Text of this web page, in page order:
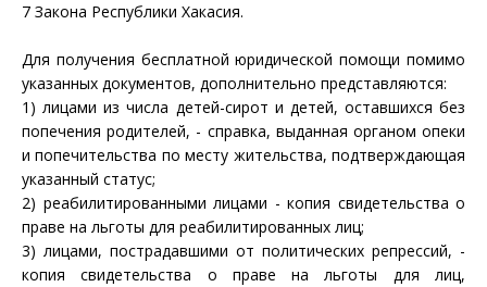
7 Закона Республики Хакасия.
Для получения бесплатной юридической помощи помимо
указанных документов, дополнительно представляются:
1) лицами из числа детей-сирот и детей, оставшихся без
попечения родителей, - справка, выданная органом опеки
и попечительства по месту жительства, подтверждающая
указанный статус;
2) реабилитированными лицами - копия свидетельства о
праве на льготы для реабилитированных лиц;
3) лицами, пострадавшими от политических репрессий, -
копия свидетельства о праве на льготы для лиц,